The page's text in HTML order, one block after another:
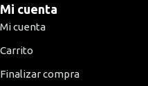
Mi cuenta
Mi cuenta
Carrito
Finalizar compra